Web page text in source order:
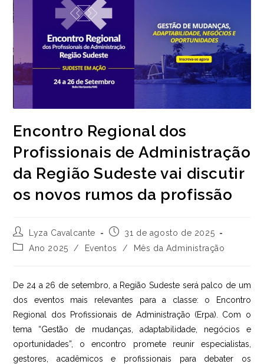
Encontro Regional dos
Profissionais de Administração
da Região Sudeste vai discutir
os novos rumos da profissão
Autor
do
post:
Lyza Cavalcante
Post31 de agosto de 2025
Categoria
Ano 2025 / Eventos / Mês da Administração
De 24 a 26 de setembro, a Região Sudeste será palco de um
dos eventos mais relevantes para a classe: o Encontro
Regional dos Profissionais de Administração (Erpa). Com o
tema “Gestão de mudanças, adaptabilidade, negócios e
oportunidades”, o encontro promete reunir especialistas,
gestores, acadêmicos e profissionais para debater os